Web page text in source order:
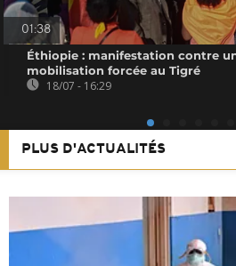
01:38
Éthiopie : manifestation contre
mobilisation forcée au Tigré
18/07 - 16:29
PLUS D'ACTUALITÉS